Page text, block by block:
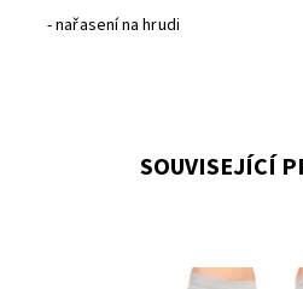
- nařasení na hrudi
SOUVISEJÍCÍ